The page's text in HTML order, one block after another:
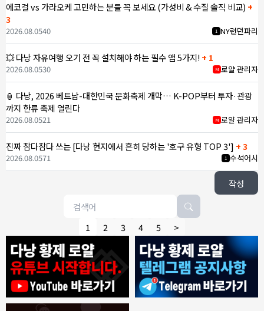
에코걸 vs 가라오케 고민하는 분들 꼭 보세요 (가성비 & 수질 솔직 비교) +
3
1 NY런던파리
2026.08.0540
💥 다낭 자유여행 오기 전 꼭 설치해야 하는 필수 앱 5가지! + 1
M 로얄 관리자
2026.08.0530
🏮 다낭, 2026 베트남-대한민국 문화축제 개막… K-POP부터 투자·관광
까지 한류 축제 열린다
M 로얄 관리자
2026.08.0521
진짜 참다참다 쓰는 [다낭 현지에서 흔히 당하는 '호구 유형 TOP 3'] + 3
1 수석어시
2026.08.0571
작성
1 2 3 4 5 >